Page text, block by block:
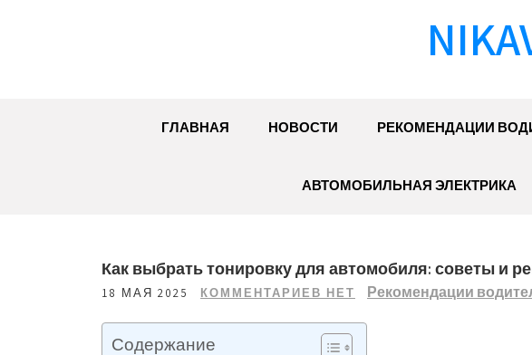
ГЛАВНАЯ НОВОСТИ РЕКОМЕНДАЦИИ
АВТОМОБИЛЬНАЯ ЭЛЕКТРИКА
Как выбрать тонировку для автомобиля: советы и
18 МАЯ 2025 КОММЕНТАРИЕВ НЕТ Рекомендации
Содержание